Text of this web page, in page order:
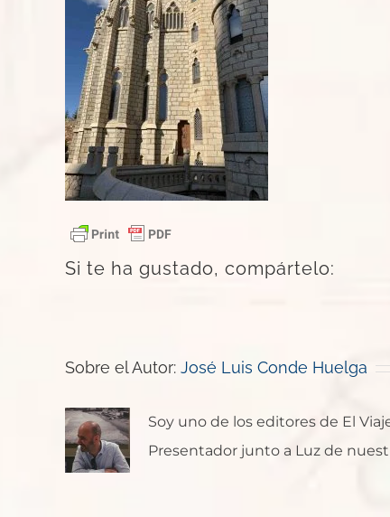
Si te ha gustado, compártelo:
Sobre el Autor: José Luis Conde Huelga
Soy uno de los editores de El
Presentador junto a Luz de